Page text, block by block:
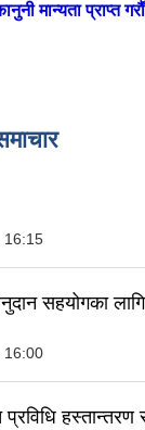
मान्यता प्राप्त
16:15
सहयोगका
16:00
हस्तान्तरण